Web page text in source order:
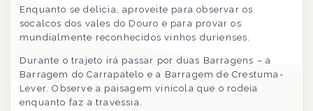
Enquanto se delicia, aproveite para observar os
socalcos dos vales do Douro e para provar os
mundialmente reconhecidos vinhos durienses.
Durante o trajeto irá passar por duas Barragens – a
Barragem do Carrapatelo e a Barragem de Crestuma-
Lever. Observe a paisagem vinícola que o rodeia
enquanto faz a travessia.